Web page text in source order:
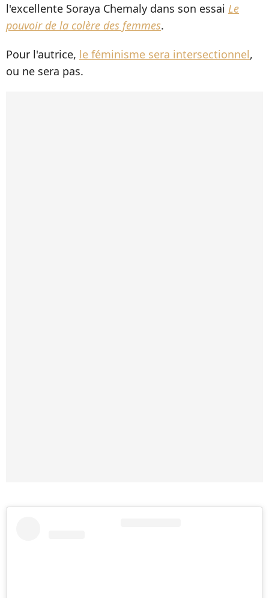
l'excellente Soraya Chemaly dans son essai Le
pouvoir de la colère des femmes.
Pour l'autrice, le féminisme sera intersectionnel,
ou ne sera pas.